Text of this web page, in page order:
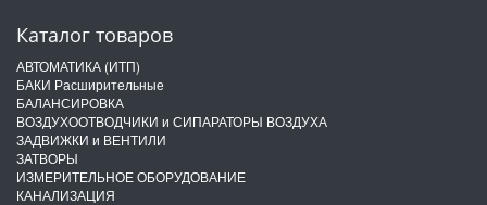
Каталог товаров
АВТОМАТИКА (ИТП)
БАКИ Расширительные
БАЛАНСИРОВКА
ВОЗДУХООТВОДЧИКИ и СИПАРАТОРЫ ВОЗДУХА
ЗАДВИЖКИ и ВЕНТИЛИ
ЗАТВОРЫ
ИЗМЕРИТЕЛЬНОЕ ОБОРУДОВАНИЕ
КАНАЛИЗАЦИЯ